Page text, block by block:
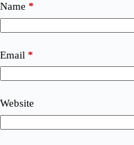
Name *
Email *
Website